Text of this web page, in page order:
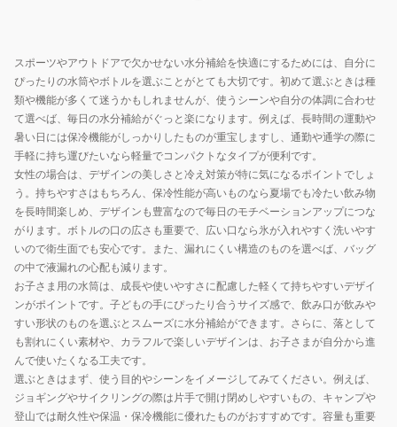
スポーツやアウトドアで欠かせない水分補給を快適にするためには、自分に
ぴったりの水筒やボトルを選ぶことがとても大切です。初めて選ぶときは種
類や機能が多くて迷うかもしれませんが、使うシーンや自分の体調に合わせ
て選べば、毎日の水分補給がぐっと楽になります。例えば、長時間の運動や
暑い日には保冷機能がしっかりしたものが重宝しますし、通勤や通学の際に
手軽に持ち運びたいなら軽量でコンパクトなタイプが便利です。
女性の場合は、デザインの美しさと冷え対策が特に気になるポイントでしょ
う。持ちやすさはもちろん、保冷性能が高いものなら夏場でも冷たい飲み物
を長時間楽しめ、デザインも豊富なので毎日のモチベーションアップにつな
がります。ボトルの口の広さも重要で、広い口なら氷が入れやすく洗いやす
いので衛生面でも安心です。また、漏れにくい構造のものを選べば、バッグ
の中で液漏れの心配も減ります。
お子さま用の水筒は、成長や使いやすさに配慮した軽くて持ちやすいデザイ
ンがポイントです。子どもの手にぴったり合うサイズ感で、飲み口が飲みや
すい形状のものを選ぶとスムーズに水分補給ができます。さらに、落として
も割れにくい素材や、カラフルで楽しいデザインは、お子さまが自分から進
んで使いたくなる工夫です。
選ぶときはまず、使う目的やシーンをイメージしてみてください。例えば、
ジョギングやサイクリングの際は片手で開け閉めしやすいもの、キャンプや
登山では耐久性や保温・保冷機能に優れたものがおすすめです。容量も重要